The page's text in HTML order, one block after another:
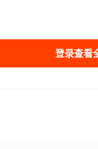
登录查看